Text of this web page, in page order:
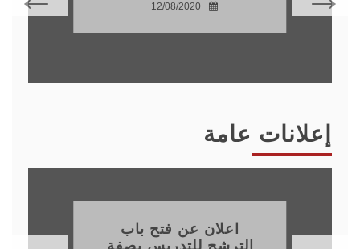
12/08/2020
إعلانات عامة
اعلان عن فتح باب